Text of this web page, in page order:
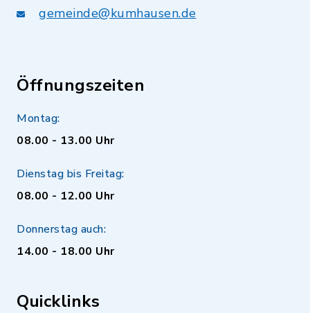
gemeinde@kumhausen.de
Öffnungszeiten
Montag:
08.00 - 13.00 Uhr
Dienstag bis Freitag:
08.00 - 12.00 Uhr
Donnerstag auch:
14.00 - 18.00 Uhr
Quicklinks